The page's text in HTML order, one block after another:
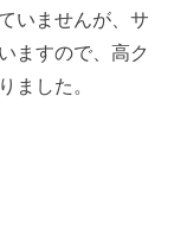
いませんが、サ
ますので、高ク
ました。